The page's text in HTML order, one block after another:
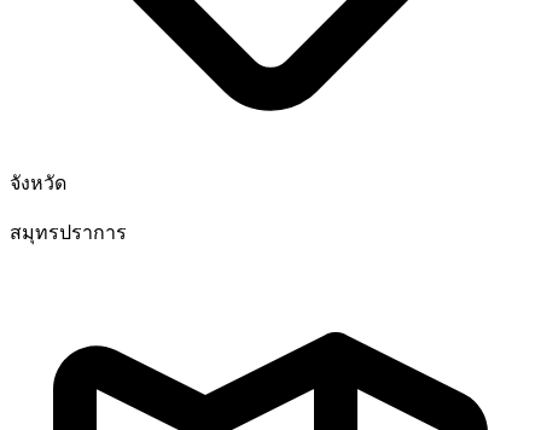
จังหวัด
สมุทรปราการ